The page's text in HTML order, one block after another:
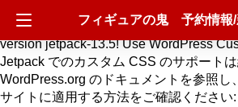
Deprecated
: Hook custom_css_loaded
version jetpack-13.5! Use WordPress
Jetpack でのカスタム CSS のサポートは
WordPress.org のドキュメントを参照し
サイトに適用する方法をご確認ください:
フィギュアの鬼 予約情報/